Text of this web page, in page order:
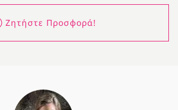
Ζητήστε Προσφορά!